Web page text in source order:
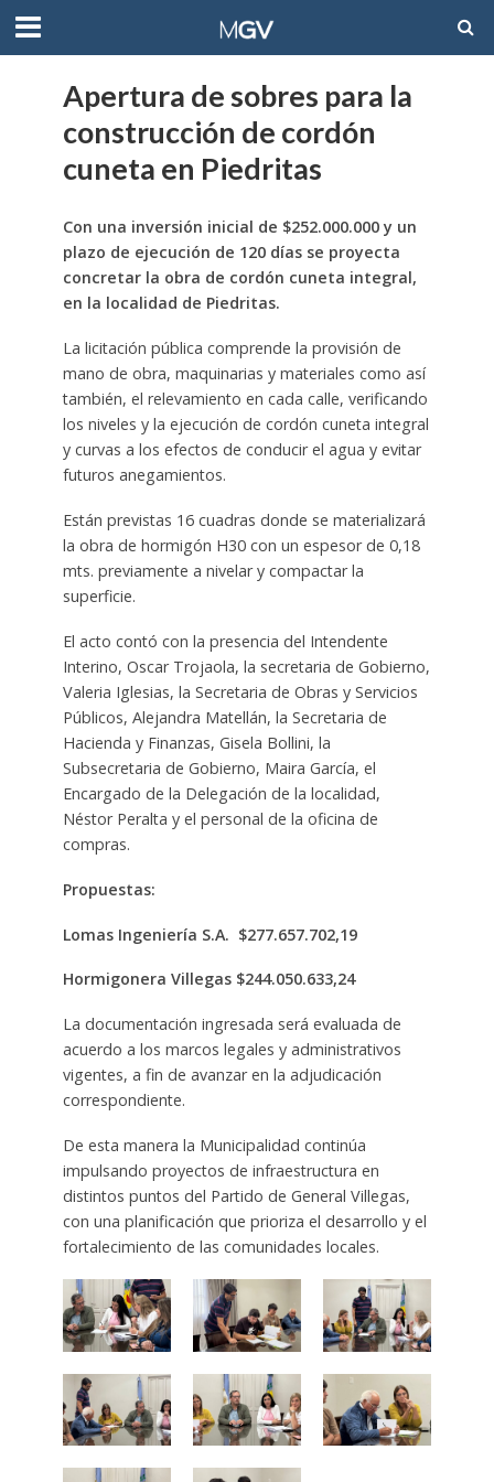
Apertura de sobres para la
construcción de cordón
cuneta en Piedritas
Con una inversión inicial de $252.000.000 y un
plazo de ejecución de 120 días se proyecta
concretar la obra de cordón cuneta integral,
en la localidad de Piedritas.
La licitación pública comprende la provisión de
mano de obra, maquinarias y materiales como así
también, el relevamiento en cada calle, verificando
los niveles y la ejecución de cordón cuneta integral
y curvas a los efectos de conducir el agua y evitar
futuros anegamientos.
Están previstas 16 cuadras donde se materializará
la obra de hormigón H30 con un espesor de 0,18
mts. previamente a nivelar y compactar la
superficie.
El acto contó con la presencia del Intendente
Interino, Oscar Trojaola, la secretaria de Gobierno,
Valeria Iglesias, la Secretaria de Obras y Servicios
Públicos, Alejandra Matellán, la Secretaria de
Hacienda y Finanzas, Gisela Bollini, la
Subsecretaria de Gobierno, Maira García, el
Encargado de la Delegación de la localidad,
Néstor Peralta y el personal de la oficina de
compras.
Propuestas:
Lomas Ingeniería S.A. $277.657.702,19
Hormigonera Villegas $244.050.633,24
La documentación ingresada será evaluada de
acuerdo a los marcos legales y administrativos
vigentes, a fin de avanzar en la adjudicación
correspondiente.
De esta manera la Municipalidad continúa
impulsando proyectos de infraestructura en
distintos puntos del Partido de General Villegas,
con una planificación que prioriza el desarrollo y el
fortalecimiento de las comunidades locales.